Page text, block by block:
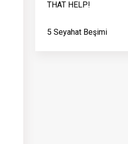
THAT HELP!
5 Seyahat Beşimi